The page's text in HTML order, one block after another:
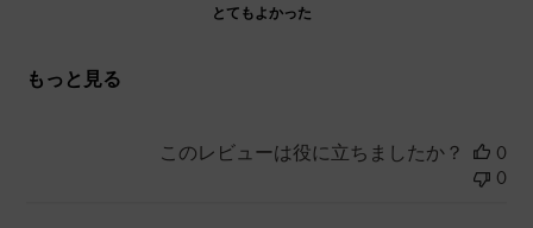
とてもよかった
もっと見る
このレビューは役に立ちましたか？
0
0